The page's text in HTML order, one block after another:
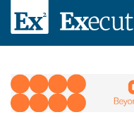
Skip to main content